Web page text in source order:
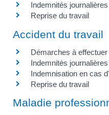
Indemnités
Reprise du travail
Accident du travail
Démarches à effectuer
Indemnités
Indemnisation en cas
Reprise du travail
Maladie